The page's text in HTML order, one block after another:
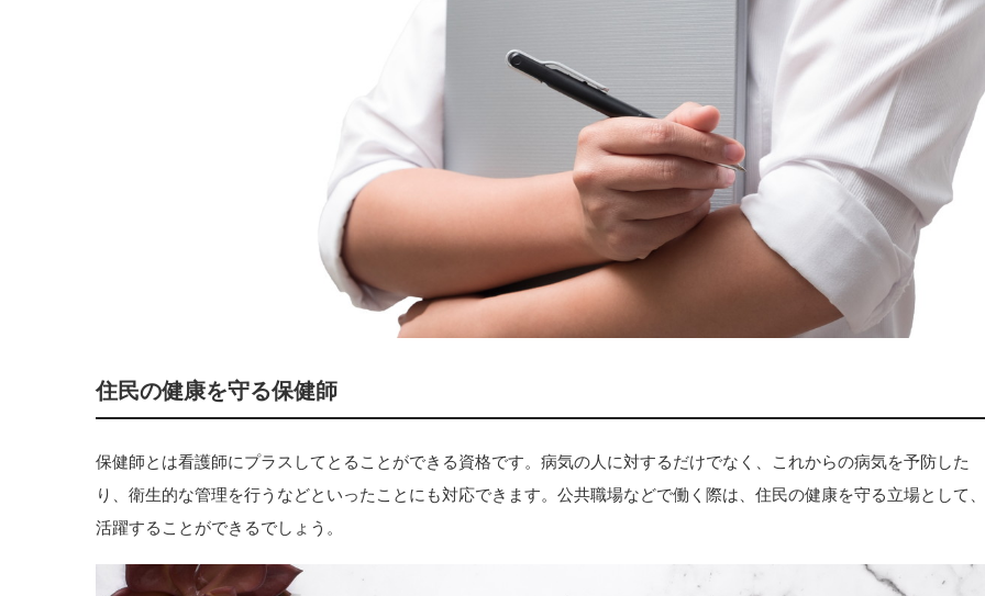
住民の健康を守る保健師
保健師とは看護師にプラスしてとることができる資格です。病気の人に対するだけでなく、これからの病気を予防した
り、衛生的な管理を行うなどといったことにも対応できます。公共職場などで働く際は、住民の健康を守る立場として、
活躍することができるでしょう。